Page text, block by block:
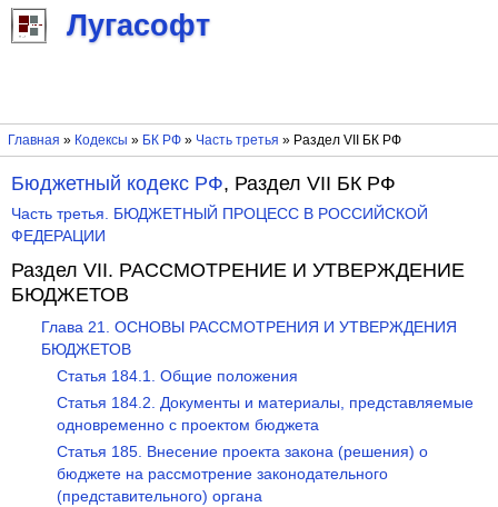
Лугасофт
Главная » Кодексы » БК РФ» Часть третья » Раздел VII БК РФ
Бюджетный кодекс РФ, Раздел VII БК РФ
Часть третья. БЮДЖЕТНЫЙ ПРОЦЕСС В РОССИЙСКОЙ
ФЕДЕРАЦИИ
Раздел VII. РАССМОТРЕНИЕ И УТВЕРЖДЕНИЕ
БЮДЖЕТОВ
Глава 21. ОСНОВЫ РАССМОТРЕНИЯ И УТВЕРЖДЕНИЯ
БЮДЖЕТОВ
Статья 184.1. Общие положения
Статья 184.2. Документы и материалы, представляемые
одновременно с проектом бюджета
Статья 185. Внесение проекта закона (решения) о
бюджете на рассмотрение законодательного
(представительного) органа